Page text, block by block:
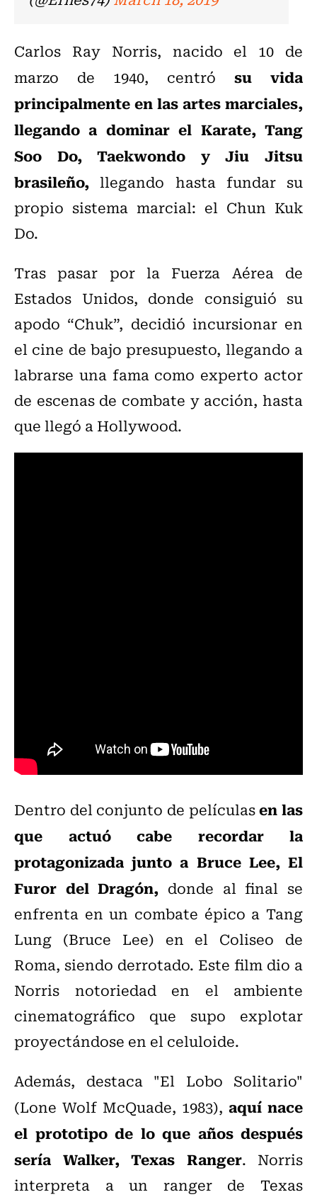
Carlos Ray Norris, nacido el 10 de
marzo de 1940, centró su vida
principalmente en las artes marciales,
llegando a dominar el Karate, Tang
Soo Do, Taekwondo y Jiu Jitsu
brasileño, llegando hasta fundar su
propio sistema marcial: el Chun Kuk
Do.
Tras pasar por la Fuerza Aérea de
Estados Unidos, donde consiguió su
apodo “Chuk”, decidió incursionar en
el cine de bajo presupuesto, llegando a
labrarse una fama como experto actor
de escenas de combate y acción, hasta
que llegó a Hollywood.
Dentro del conjunto de películasen las
que actuó cabe recordar la
protagonizada junto a Bruce Lee, El
Furor del Dragón, donde al final se
enfrenta en un combate épico a Tang
Lung (Bruce Lee) en el Coliseo de
Roma, siendo derrotado. Este film dio a
Norris notoriedad en el ambiente
cinematográfico que supo explotar
proyectándose en el celuloide.
Además, destaca "El Lobo Solitario"
(Lone Wolf McQuade, 1983), aquí nace
el prototipo de lo que años después
sería Walker, Texas Ranger. Norris
interpreta a un ranger de Texas